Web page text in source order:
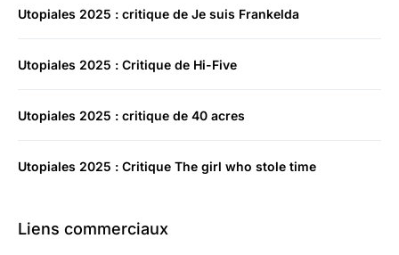
Utopiales 2025 : critique de Je suis Frankelda
Utopiales 2025 : Critique de Hi-Five
Utopiales 2025 : critique de 40 acres
Utopiales 2025 : Critique The girl who stole time
Liens commerciaux